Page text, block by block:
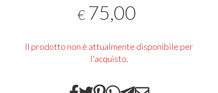
€ 75,00
Il prodotto non è attualmente disponibile per
l'acquisto.